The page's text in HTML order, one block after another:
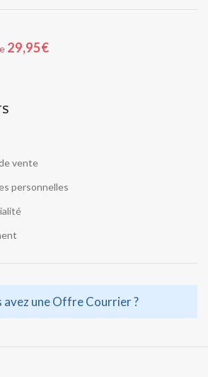
29,95€
vente
personnelles
avez une Offre Courrier ?